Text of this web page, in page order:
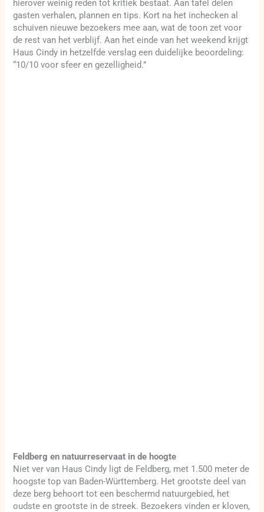
hierover weinig reden tot kritiek bestaat. Aan tafel delen
gasten verhalen, plannen en tips. Kort na het inchecken al
schuiven nieuwe bezoekers mee aan, wat de toon zet voor
de rest van het verblijf. Aan het einde van het weekend krijgt
Haus Cindy in hetzelfde verslag een duidelijke beoordeling:
“10/10 voor sfeer en gezelligheid.”
Feldberg en natuurreservaat in de hoogte
Niet ver van Haus Cindy ligt de Feldberg, met 1.500 meter de
hoogste top van Baden-Württemberg. Het grootste deel van
deze berg behoort tot een beschermd natuurgebied, het
oudste en grootste in de streek. Bezoekers vinden er kloven,